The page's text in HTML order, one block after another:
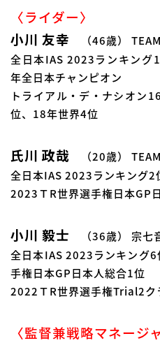
〈ライダー〉
小川 友幸 （46歳）
全日本IAS 2023ランキン
年全日本チャンピオン
トライアル・デ・ナシオン
位、18年世界4位
氏川 政哉
（20歳）
全日本IAS 2023ランキング2
2023ＴR世界選手権日本GP
小川 毅士 （36歳） 宗七
全日本IAS 2023ランキング
手権日本GP日本人総合1位
2022ＴR世界選手権Trial2ク
〈監督兼戦略マネージ